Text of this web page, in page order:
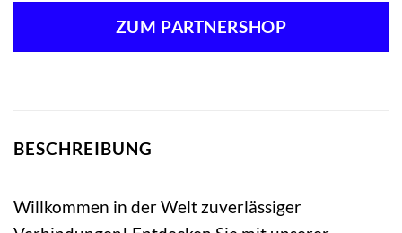
war:
1,09 €
ist:
0,97 €.
ZUM PARTNERSHOP
BESCHREIBUNG
Willkommen in der Welt zuverlässiger